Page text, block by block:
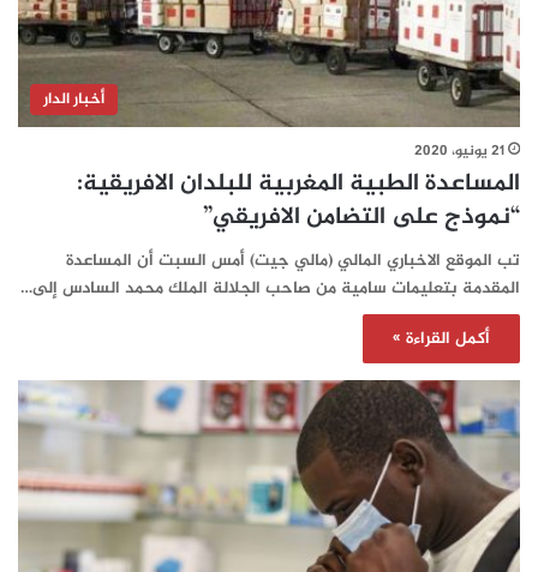
أخبار الدار
21 يونيو، 2020
المساعدة الطبية المغربية للبلدان الافريقية:
“نموذج على التضامن الافريقي”
تب الموقع الاخباري المالي (مالي جيت) أمس السبت أن المساعدة
المقدمة بتعليمات سامية من صاحب الجلالة الملك محمد السادس إلى…
أكمل القراءة »